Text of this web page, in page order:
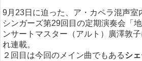
9月23日に迫った、ア・カペラ混声室
シンガーズ第29回目の定期演奏会「
ンサートマスター（アルト）廣澤敦
れ連載。
２回目は今回のメイン曲でもあるシ